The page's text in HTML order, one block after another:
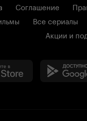
Соглашение
Все сериалы
Акции и